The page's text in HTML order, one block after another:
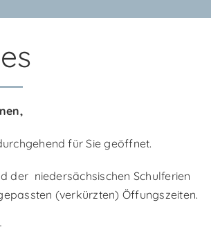
für Sie geöffnet.
der niedersächsischen Schulferien
(verkürzten) Öffungszeiten.